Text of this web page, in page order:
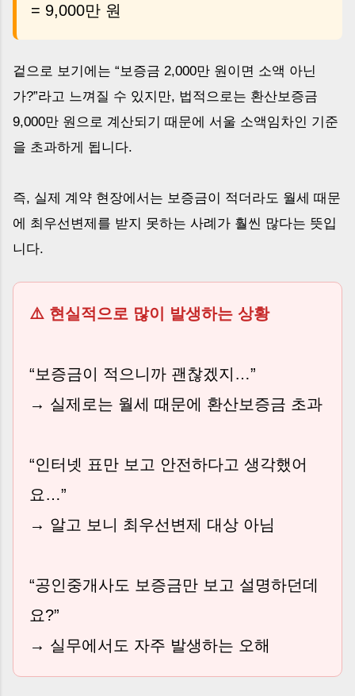
= 9,000만 원
겉으로 보기에는 “보증금 2,000만 원이면 소액 아닌
가?”라고 느껴질 수 있지만, 법적으로는 환산보증금
9,000만 원으로 계산되기 때문에 서울 소액임차인 기준
을 초과하게 됩니다.
즉, 실제 계약 현장에서는 보증금이 적더라도 월세 때문
에 최우선변제를 받지 못하는 사례가 훨씬 많다는 뜻입
니다.
⚠️ 현실적으로 많이 발생하는 상황
“보증금이 적으니까 괜찮겠지…”
→ 실제로는 월세 때문에 환산보증금 초과
“인터넷 표만 보고 안전하다고 생각했어
요…”
→ 알고 보니 최우선변제 대상 아님
“공인중개사도 보증금만 보고 설명하던데
요?”
→ 실무에서도 자주 발생하는 오해